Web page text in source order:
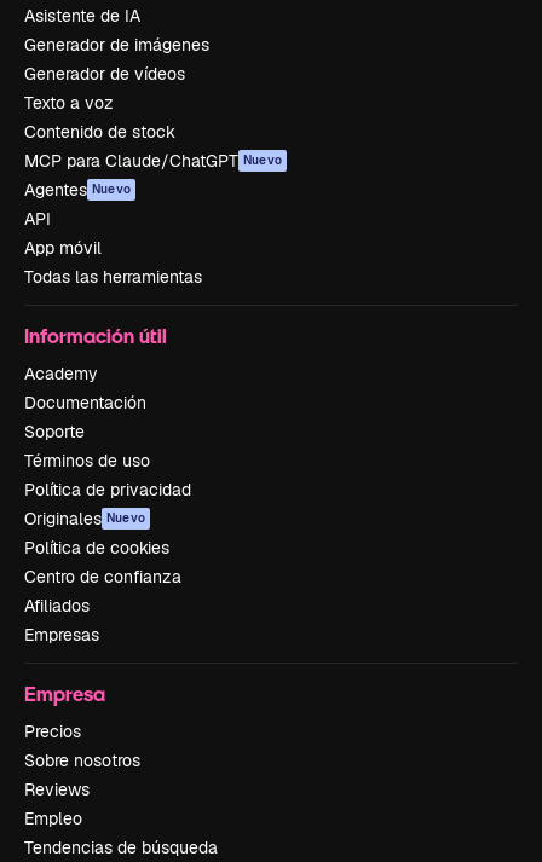
Asistente de IA
Generador de imágenes
Generador de vídeos
Texto a voz
Contenido de stock
MCP para Claude/ChatGPT Nuevo
Agentes Nuevo
API
App móvil
Todas las herramientas
Información útil
Academy
Documentación
Soporte
Términos de uso
Política de privacidad
Originales Nuevo
Política de cookies
Centro de confianza
Afiliados
Empresas
Empresa
Precios
Sobre nosotros
Reviews
Empleo
Tendencias de búsqueda